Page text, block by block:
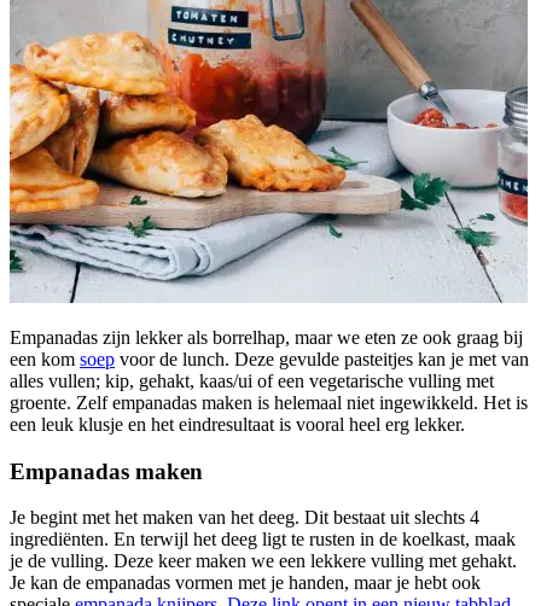
Empanadas zijn lekker als borrelhap, maar we eten ze ook graag bij
een kom soep voor de lunch. Deze gevulde pasteitjes kan je met van
alles vullen; kip, gehakt, kaas/ui of een vegetarische vulling met
groente. Zelf empanadas maken is helemaal niet ingewikkeld. Het is
een leuk klusje en het eindresultaat is vooral heel erg lekker.
Empanadas maken
Je begint met het maken van het deeg. Dit bestaat uit slechts 4
ingrediënten. En terwijl het deeg ligt te rusten in de koelkast, maak
je de vulling. Deze keer maken we een lekkere vulling met gehakt.
Je kan de empanadas vormen met je handen, maar je hebt ook